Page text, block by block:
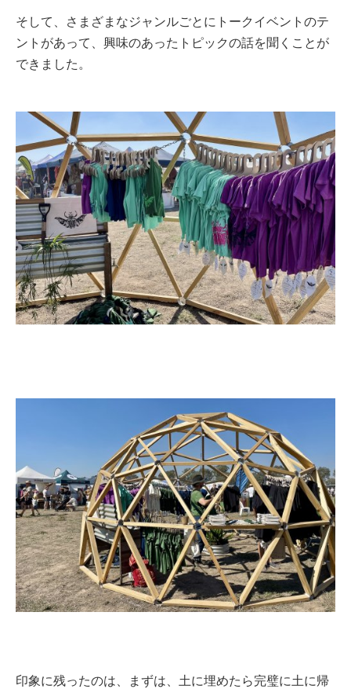
そして、さまざまなジャンルごとにトークイベントのテ
ントがあって、興味のあったトピックの話を聞くことが
できました。
印象に残ったのは、まずは、土に埋めたら完璧に土に帰